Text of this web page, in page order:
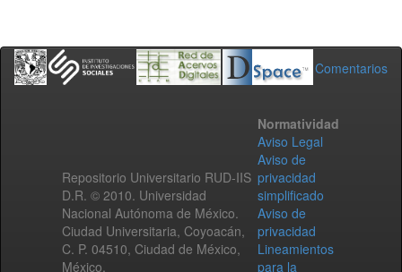
Comentarios
Repositorio Universitario RUD-IIS
D.R. © 2010. Universidad
Nacional Autónoma de México.
Ciudad Universitaria, Coyoacán,
C. P. 04510, Ciudad de México,
México.
Normatividad
Aviso Legal
Aviso de
privacidad
simplificado
Aviso de
privacidad
Lineamientos
para la